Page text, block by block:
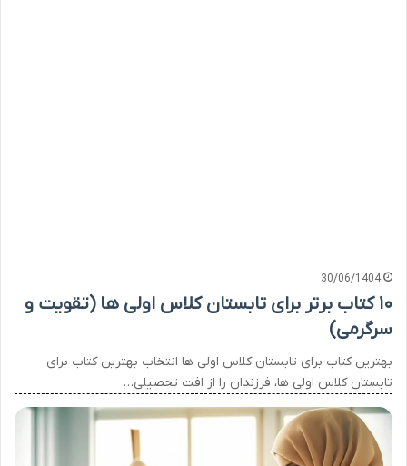
30/06/1404
۱۰ کتاب برتر برای تابستان کلاس اولی ها (تقویت و
سرگرمی)
بهترین کتاب برای تابستان کلاس اولی ها انتخاب بهترین کتاب برای
تابستان کلاس اولی ها، فرزندان را از افت تحصیلی…